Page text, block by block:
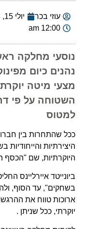
עוזי בכר
יולי 15, 2014
12:00 am
נוסעי מחלקה
נהנים כיום
מצעי מיטה
השטוחה על פי
למטוס
ככל שהתחרות בין
היצירתיות והייחודיות
היוקרתיות, שם "הכסף
ביונייטד איירליינס
בשחקים", עד הסוף,
ארוכות טווח את
יוקרתי, ככל שניתן .